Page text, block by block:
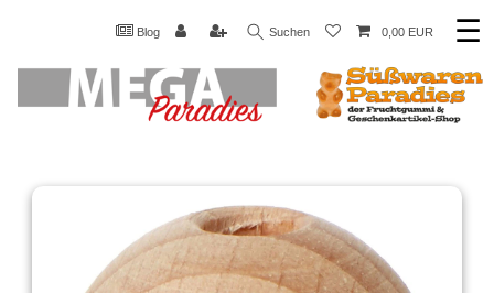
Blog Suchen 0,00 EUR ☰